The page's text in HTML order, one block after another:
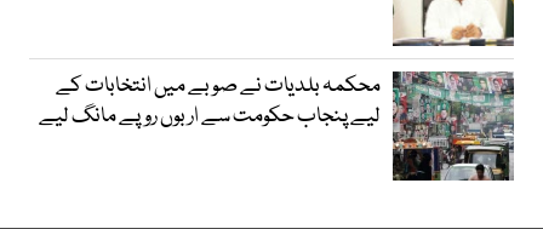
محکمہ بلدیات نے صوبے میں انتخابات کے
لیے پنجاب حکومت سے اربوں روپے مانگ لیے